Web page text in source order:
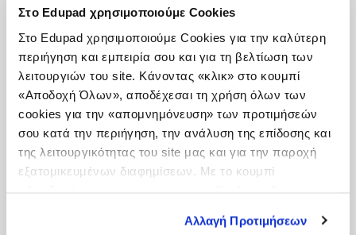
Στο Edupad χρησιμοποιούμε Cookies
Στο Edupad χρησιμοποιούμε Cookies για την καλύτερη
περιήγηση και εμπειρία σου και για τη βελτίωση των
λειτουργιών του site. Κάνοντας «κλικ» στο κουμπί
«Αποδοχή Όλων», αποδέχεσαι τη χρήση όλων των
cookies για την «απομνημόνευση» των προτιμήσεών
σου κατά την περιήγηση, την ανάλυση της επίδοσης και
της λειτουργικότητας του site μας και για την παροχή
εξατομικευμένων διαφημίσεων. Με το κουμπί
site cookies. Ενημερώσου για την Πολιτική
Αλλαγή Προτιμήσεων
Παρέχει ερωτήσεις αξιολόγησης γνώσεων για
Αυτοκίνητο, Μοτοσυκλέτα, Φορτηγό και
Λεωφορείο σε 4 γλώσσες : Ελληνικά, Αγγλικά,
Ρώσικα και Αλβανικά.
Παρέχει τα εγχειρίδια της Θεωρητικής
Εκπαίδευσης των Ελλήνων Οδηγών για όλες τις
κατηγορίες οχημάτων.
Η εφαρμογή αυτή εκτός από την εκπαίδευση των
ενηλίκων στα θεωρητικά θέματα του Κ.Ο.Κ μπορεί